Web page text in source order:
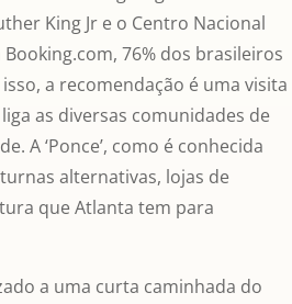
King Jr e o Centro Nacional
76% dos brasileiros
a recomendação é uma visita
as diversas comunidades de
A ‘Ponce’, como é conhecida
alternativas, lojas de
que Atlanta tem para
a uma curta caminhada do